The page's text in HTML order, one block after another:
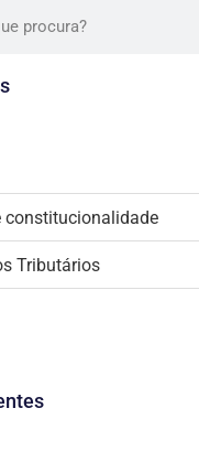
constitucionalidade
Tributários